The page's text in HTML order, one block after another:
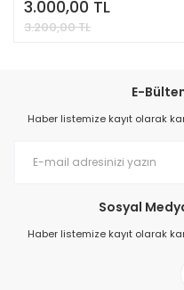
3.000,00 TL
3.200,00 TL
E-
Haber listemize kayıt olarak
Sosyal
Haber listemize kayıt olarak